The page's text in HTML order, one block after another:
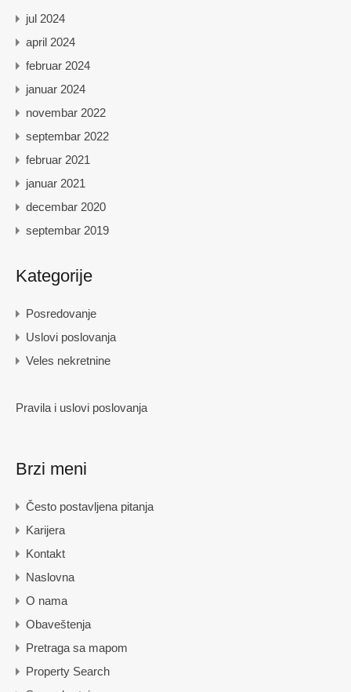
jul 2024
april 2024
februar 2024
januar 2024
novembar 2022
septembar 2022
februar 2021
januar 2021
decembar 2020
septembar 2019
Kategorije
Posredovanje
Uslovi poslovanja
Veles nekretnine
Pravila i uslovi poslovanja
Brzi meni
Često postavljena pitanja
Karijera
Kontakt
Naslovna
O nama
Obaveštenja
Pretraga sa mapom
Property Search